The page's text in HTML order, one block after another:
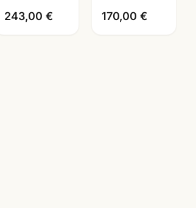
· 7970/7976/7
243,00 € 170,00 €